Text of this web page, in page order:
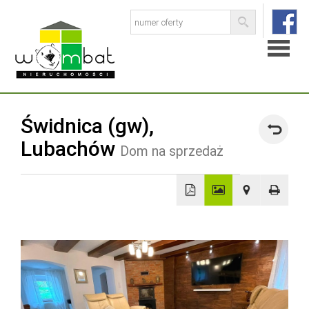
Strona
ofert
Skup
Świdnica (gw),
Lubachów Dom na sprzedaż
−